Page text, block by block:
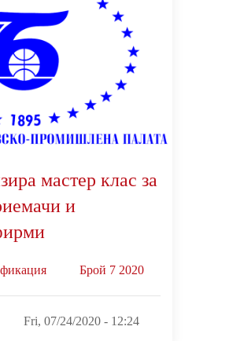
мастер клас за
и
Брой 7 2020
Fri, 07/24/2020 - 12:24